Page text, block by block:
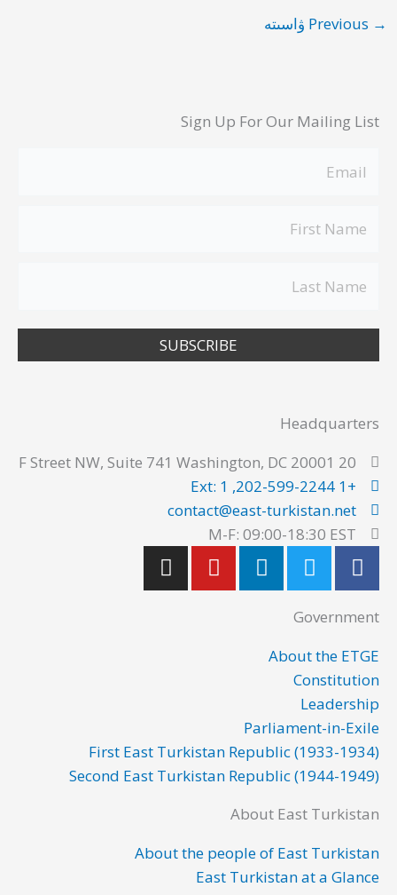
→
Sign Up For Our Mailing List
SUBSCRIBE
Headquarters
20 F Street NW, Suite 741 Washington, DC 20001
+1 202-599-2244, Ext: 1
contact@east-turkistan.net
M-F: 09:00-18:30 EST
F
a
c
e
b
o
o
k
T
w
i
t
t
e
r
L
i
n
Y
o
u
I
n
s
Government
About the ETGE
Constitution
Leadership
Parliament-in-Exile
First East Turkistan Republic (1933-1934)
Second East Turkistan Republic (1944-1949)
About East Turkistan
About the people of East Turkistan
East Turkistan at a Glance